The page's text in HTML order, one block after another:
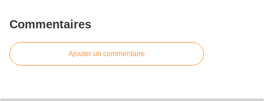
Commentaires
Ajouter un commentaire